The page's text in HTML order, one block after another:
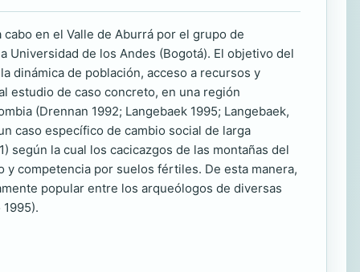
en el Valle de Aburrá por el grupo de
de los Andes (Bogotá). El objetivo del
dinámica de población, acceso a recursos y
estudio de caso concreto, en una región
(Drennan 1992; Langebaek 1995; Langebaek,
caso específico de cambio social de larga
según la cual los cacicazgos de las montañas del
competencia por suelos fértiles. De esta manera,
popular entre los arqueólogos de diversas